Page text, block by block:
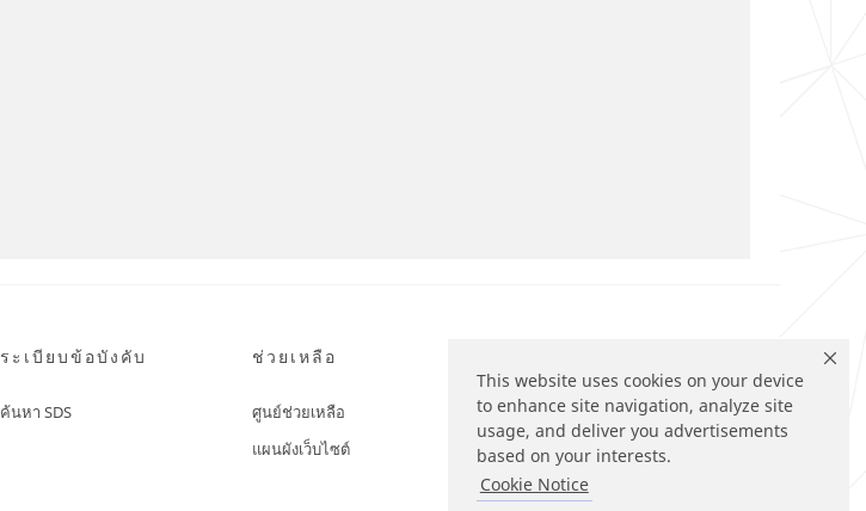
This website uses cookies on your device
to enhance site navigation, analyze site
usage, and deliver you advertisements
based on your interests.
Cookie Notice
ระเบียบข้อบังคับ
ค้นหา SDS
ช่วยเหลือ
ศูนย์ช่วยเหลือ
แผนผังเว็บไซต์